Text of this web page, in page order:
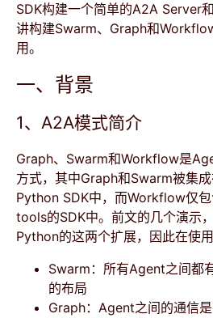
SDK构建一个简单的A2A Server
讲构建Swarm、Graph和
用。
一、背景
1、A2A模式简介
Graph、Swarm和Workflow是
方式，其中Graph和Swarm被集
Python SDK中，而Workflow仅
tools的SDK中。前文的几个演示
Python的这两个扩展，因此在使用
Swarm：所有Agent之间都
的布局
Graph：Agent之间的通信